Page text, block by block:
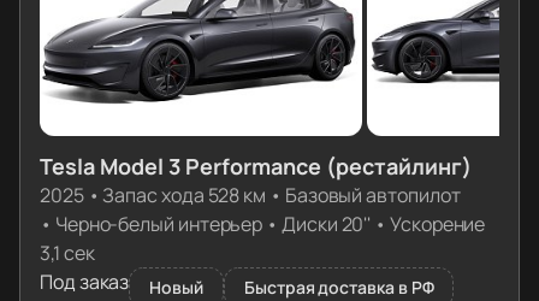
Tesla Model 3 Performance (рестайлинг)
2025• Запас хода 528 км • Базовый автопилот
• Черно-белый интерьер •Диски 20'' • Ускорение
3,1 сек
Под заказ
Новый
Быстрая доставка в РФ